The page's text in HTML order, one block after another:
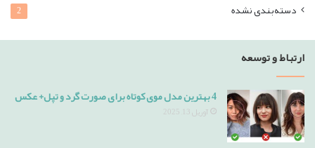
دسته‌بندی نشده 2
ارتباط و توسعه
4 بهترین مدل موی کوتاه برای صورت گرد و تپل+ عکس
آوریل 13, 2025